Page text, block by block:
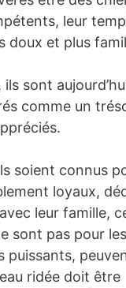
leur
doux et plus
ils sont
comme un
soient connus
loyaux,
leur famille,
sont pas pour
puissants,
ridée doit être